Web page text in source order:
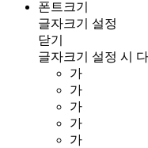
폰트크기
글자크기 설정
닫기
글자크기 설정 시
가
가
가
가
가